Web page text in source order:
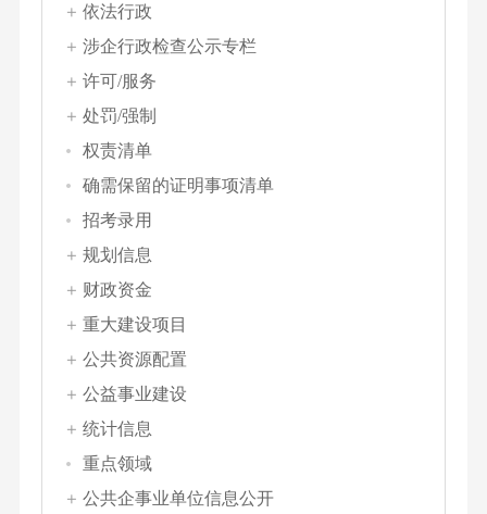
依法行政
涉企行政检查公示专栏
许可/服务
处罚/强制
权责清单
确需保留的证明事项清单
招考录用
规划信息
财政资金
重大建设项目
公共资源配置
公益事业建设
统计信息
重点领域
公共企事业单位信息公开